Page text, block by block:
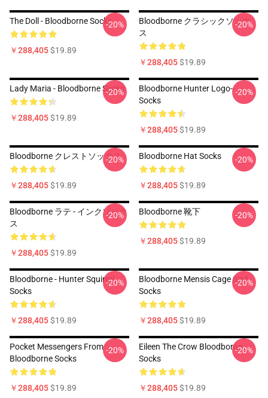
The Doll - Bloodborne Socks
￥288,405$19.89
-20%
Bloodborne クラシックソック
ス
￥288,405$19.89
-20%
Lady Maria - Bloodborne Socks
￥288,405$19.89
-20%
Bloodborne Hunter Logo--
Socks
￥288,405$19.89
-20%
Bloodborne クレストソックス
￥288,405$19.89
-20% Bloodborne Hat Socks
￥288,405$19.89
-20%
Bloodborne ラテ - インクソック
ス
￥288,405$19.89
-20% Bloodborne 靴下
￥288,405$19.89
-20%
Bloodborne - Hunter Squirrel
Socks
￥288,405$19.89
-20%
Bloodborne Mensis Cage Sigil
Socks
￥288,405$19.89
-20%
Pocket Messengers From
Bloodborne Socks
￥288,405$19.89
-20%
Eileen The Crow Bloodborne
Socks
￥288,405$19.89
-20%